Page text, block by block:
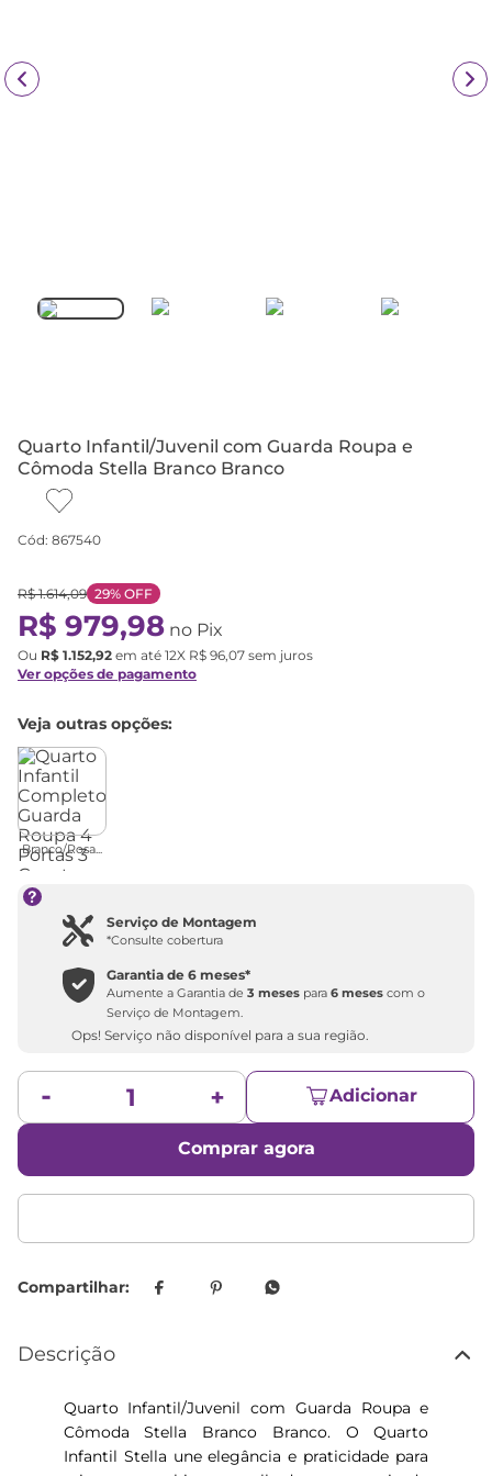
Quarto Infantil/Juvenil com Guarda Roupa e
Cômoda Stella Branco Branco
Cód: 867540
R$ 1.614,09 29% OFF
R$ 979,98 no Pix
Ou R$ 1.152,92 em até 12X R$ 96,07 sem juros
Ver opções de pagamento
Veja outras opções:
Branco/Rosa...
Serviço de Montagem
*Consulte cobertura
Garantia de6 meses*
Aumente a Garantia de3 meses para6 meses com o
Serviço de Montagem.
Ops! Serviço não disponível para a sua região.
Adicionar
Comprar agora
Descrição
Quarto Infantil/Juvenil com Guarda Roupa e
Cômoda Stella Branco Branco. O Quarto
Infantil Stella une elegância e praticidade para